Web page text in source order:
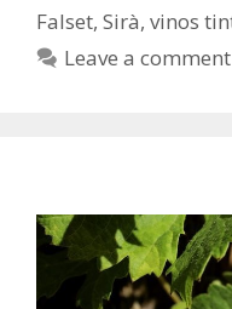
Falset, Sirà, vinos
Leave a comment